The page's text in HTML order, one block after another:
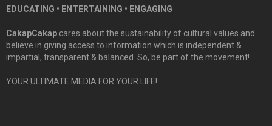
EDUCATING • ENTERTAINING • ENGAGING
CakapCakap cares about the sustainability of cultural values and
believe in giving access to information which is independent &
impartial, transparent & balanced. So, be part of the movement!
YOUR ULTIMATE MEDIA FOR YOUR LIFE!